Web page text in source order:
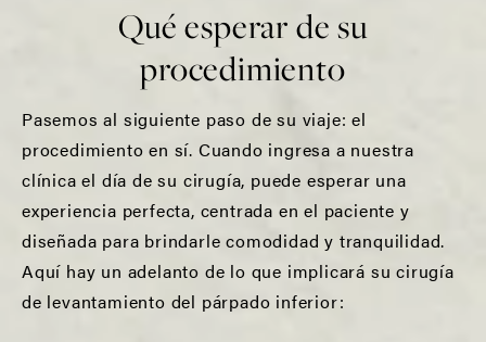
Qué esperar de su
procedimiento
Pasemos al siguiente paso de su viaje: el
procedimiento en sí. Cuando ingresa a nuestra
clínica el día de su cirugía, puede esperar una
experiencia perfecta, centrada en el paciente y
diseñada para brindarle comodidad y tranquilidad.
Aquí hay un adelanto de lo que implicará su cirugía
de levantamiento del párpado inferior: